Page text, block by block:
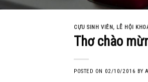
CỰU SINH VIÊN, LỄ HỘI
Thơ chào
POSTED ON 02/10/2016 BY